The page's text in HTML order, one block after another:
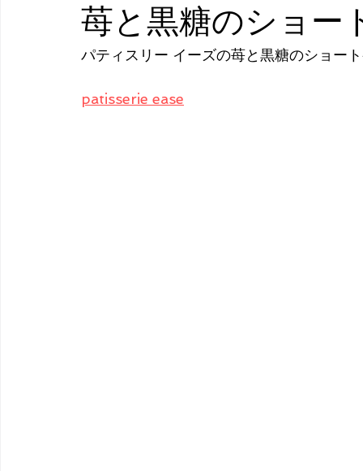
苺と黒糖のショー
パティスリー イーズの苺と黒糖のショー
patisserie ease